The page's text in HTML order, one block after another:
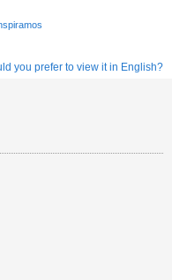
you prefer to view it in English?